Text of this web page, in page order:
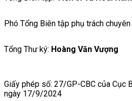
Phó Tổng Biên tập phụ trách chuyên
Tổng Thư ký: Hoàng Văn Vượng
Giấy phép số: 27/GP-CBC của Cục
ngày 17/9/2024